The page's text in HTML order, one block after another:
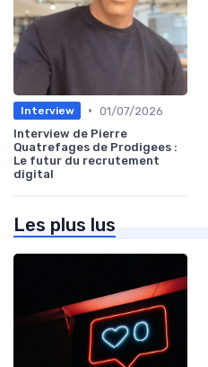
Interview • 01/07/2026
Interview de Pierre
Quatrefages de Prodigees :
Le futur du recrutement
digital
Les plus lus